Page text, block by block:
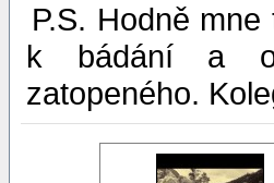
P.S. Hodně
k bádání a
zatopeného.